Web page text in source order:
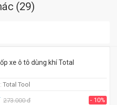
(29)
xe ô tô dùng khí Total
Total Tool
273.000đ - 10%